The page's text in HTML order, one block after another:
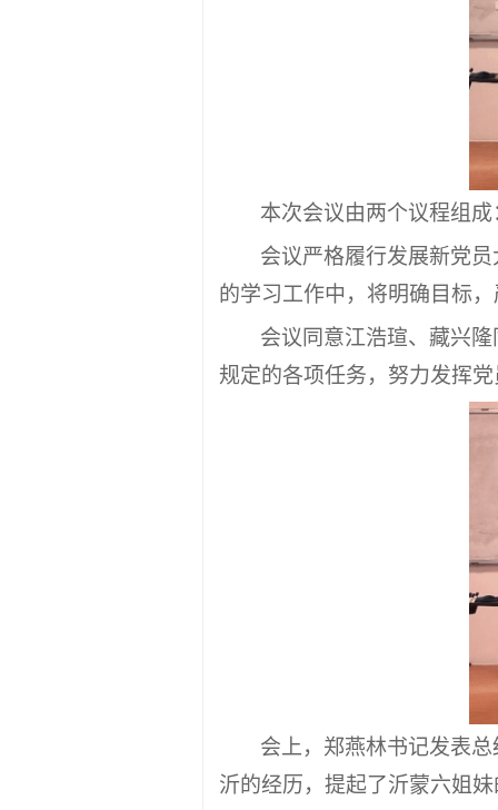
本次会议由两个议程组
会议严格履行发展新党
的学习工作中，将明确目标
会议同意江浩瑄、藏兴
规定的各项任务，努力发挥党
会上，郑燕林书记发表
沂的经历，提起了沂蒙六姐